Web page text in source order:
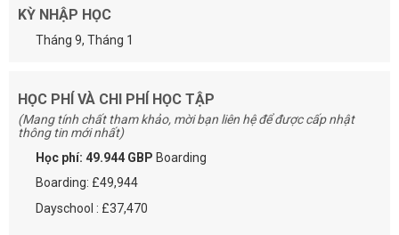
KỲ NHẬP HỌC
Tháng 9, Tháng 1
HỌC PHÍ VÀ CHI PHÍ HỌC TẬP
(Mang tính chất tham khảo, mời bạn liên hệ để được cấp nhật
thông tin mới nhất)
Học phí: 49.944 GBP Boarding
Boarding: £49,944
Dayschool : £37,470